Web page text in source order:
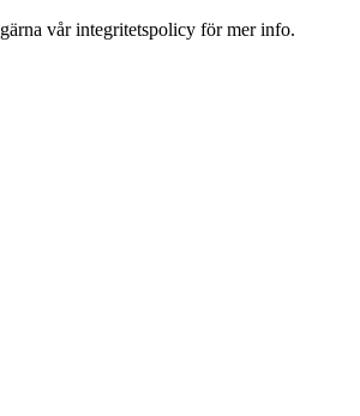
vår integritetspolicy för mer info.